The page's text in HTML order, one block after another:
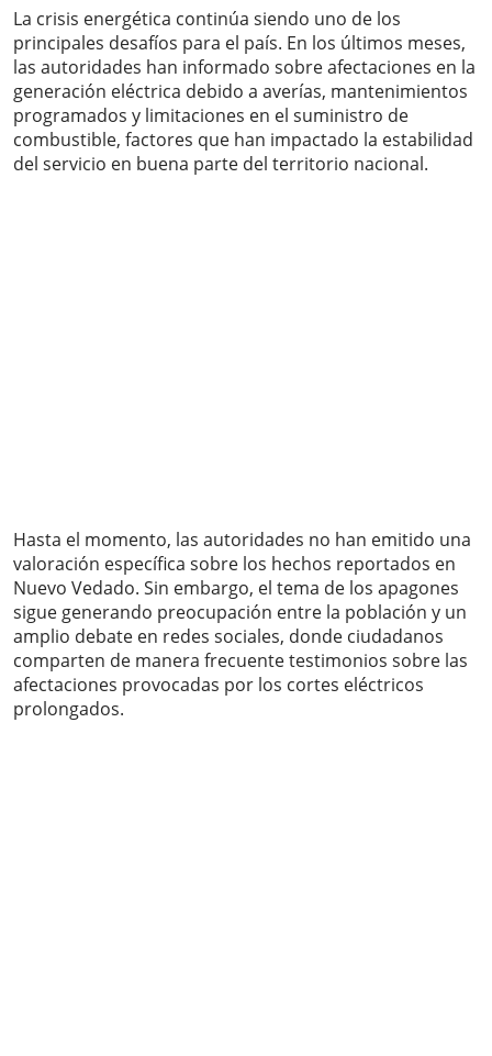
La crisis energética continúa siendo uno de los
principales desafíos para el país. En los últimos meses,
las autoridades han informado sobre afectaciones en la
generación eléctrica debido a averías, mantenimientos
programados y limitaciones en el suministro de
combustible, factores que han impactado la estabilidad
del servicio en buena parte del territorio nacional.
Hasta el momento, las autoridades no han emitido una
valoración específica sobre los hechos reportados en
Nuevo Vedado. Sin embargo, el tema de los apagones
sigue generando preocupación entre la población y un
amplio debate en redes sociales, donde ciudadanos
comparten de manera frecuente testimonios sobre las
afectaciones provocadas por los cortes eléctricos
prolongados.